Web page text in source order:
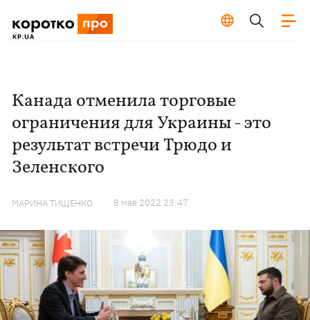
Канада отменила торговые
ограничения для Украины - это
результат встречи Трюдо и
Зеленского
МАРИНА ТИЩЕНКО 8 мая 2022 23:47